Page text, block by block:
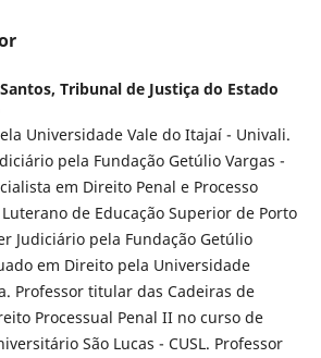
Tribunal de Justiça do Estado
Universidade Vale do Itajaí - Univali.
pela Fundação Getúlio Vargas -
em Direito Penal e Processo
de Educação Superior de Porto
Judiciário pela Fundação Getúlio
em Direito pela Universidade
Professor titular das Cadeiras de
Processual Penal II no curso de
São Lucas - CUSL. Professor